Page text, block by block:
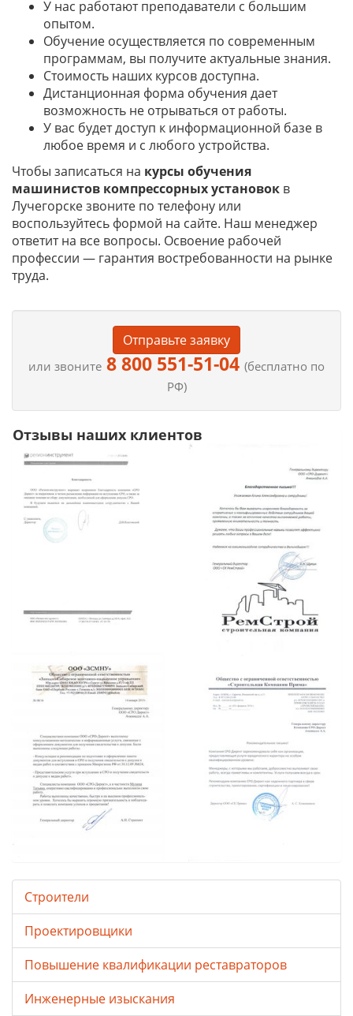
У нас работают преподаватели с большим
опытом.
Обучение осуществляется по современным
программам, вы получите актуальные знания.
Стоимость наших курсов доступна.
Дистанционная форма обучения дает
возможность не отрываться от работы.
У вас будет доступ к информационной базе в
любое время и с любого устройства.
Чтобы записаться на курсы обучения
машинистов компрессорных установок в
Лучегорске звоните по телефону или
воспользуйтесь формой на сайте. Наш менеджер
ответит на все вопросы. Освоение рабочей
профессии — гарантия востребованности на рынке
труда.
Отправьте заявку
или звоните 8 800 551-51-04 (бесплатно по
РФ)
Отзывы наших клиентов
Строители
Проектировщики
Повышение квалификации реставраторов
Инженерные изыскания